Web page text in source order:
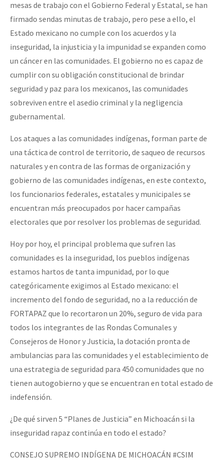
mesas de trabajo con el Gobierno Federal y Estatal, se han
firmado sendas minutas de trabajo, pero pese a ello, el
Estado mexicano no cumple con los acuerdos y la
inseguridad, la injusticia y la impunidad se expanden como
un cáncer en las comunidades. El gobierno no es capaz de
cumplir con su obligación constitucional de brindar
seguridad y paz para los mexicanos, las comunidades
sobreviven entre el asedio criminal y la negligencia
gubernamental.
Los ataques a las comunidades indígenas, forman parte de
una táctica de control de territorio, de saqueo de recursos
naturales y en contra de las formas de organización y
gobierno de las comunidades indígenas, en este contexto,
los funcionarios federales, estatales y municipales se
encuentran más preocupados por hacer campañas
electorales que por resolver los problemas de seguridad.
Hoy por hoy, el principal problema que sufren las
comunidades es la inseguridad, los pueblos indígenas
estamos hartos de tanta impunidad, por lo que
categóricamente exigimos al Estado mexicano: el
incremento del fondo de seguridad, no a la reducción de
FORTAPAZ que lo recortaron un 20%, seguro de vida para
todos los integrantes de las Rondas Comunales y
Consejeros de Honor y Justicia, la dotación pronta de
ambulancias para las comunidades y el establecimiento de
una estrategia de seguridad para 450 comunidades que no
tienen autogobierno y que se encuentran en total estado de
indefensión.
¿De qué sirven 5 “Planes de Justicia” en Michoacán si la
inseguridad rapaz continúa en todo el estado?
CONSEJO SUPREMO INDÍGENA DE MICHOACÁN #CSIM